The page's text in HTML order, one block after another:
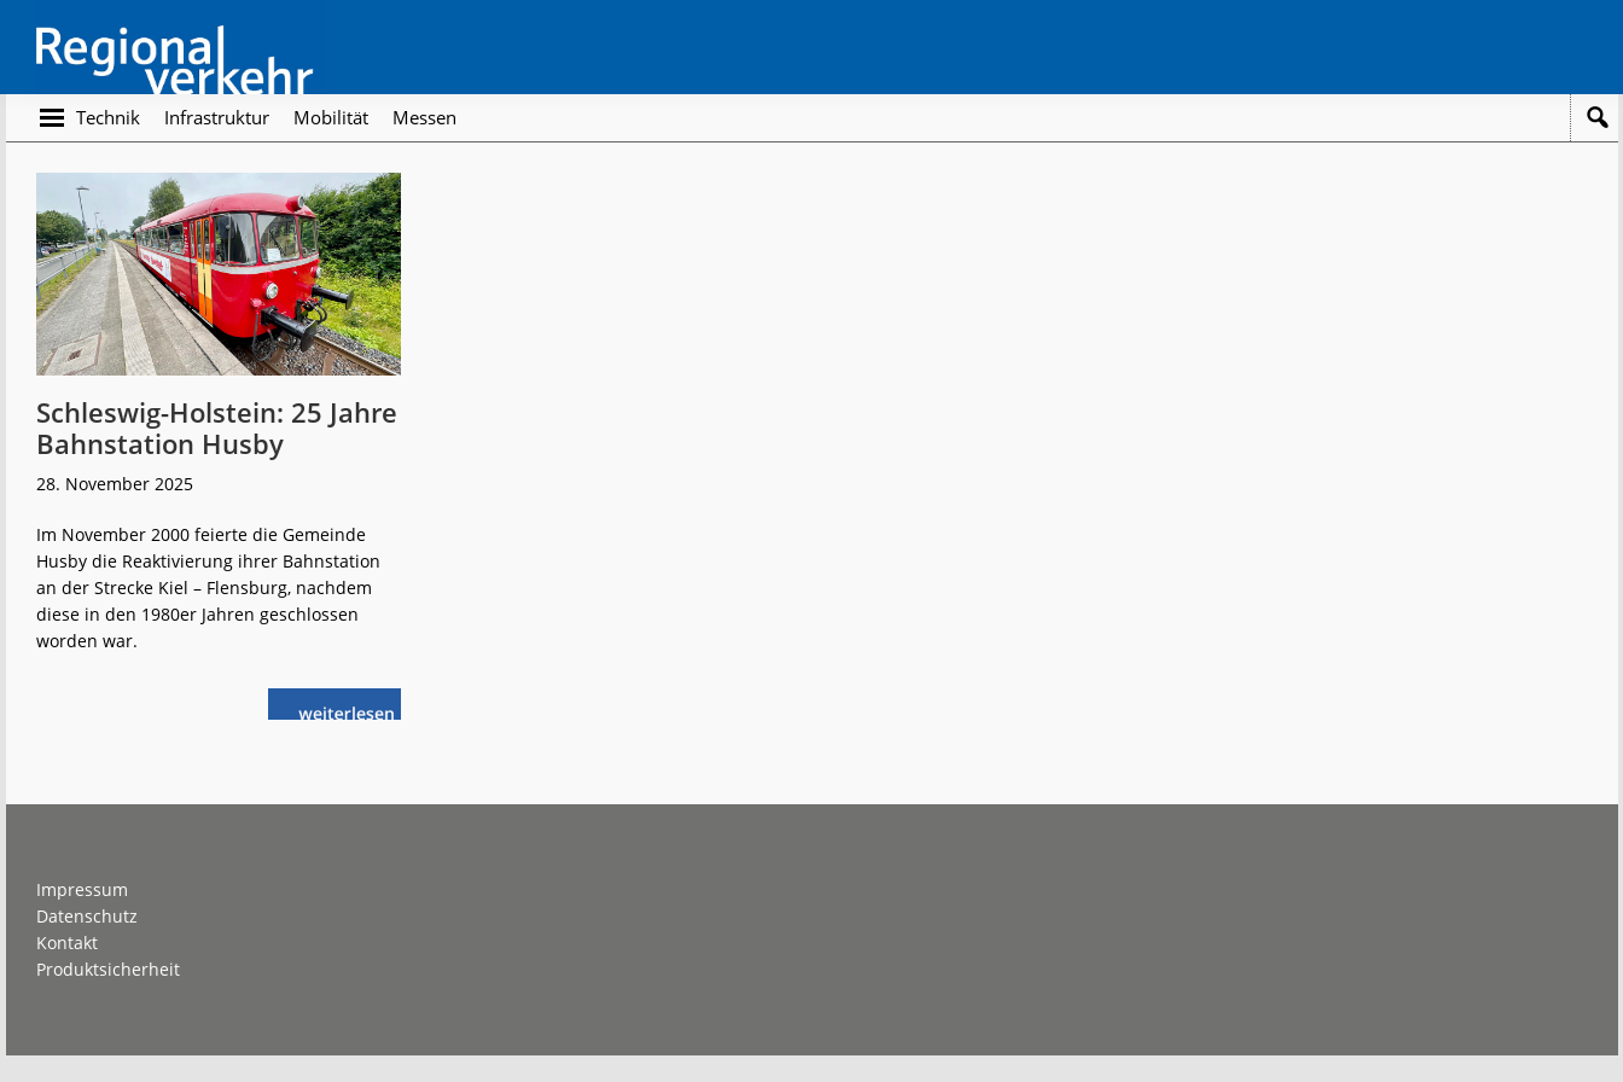
main
content
footer
Regionalverkehr
Die
Fachzeitschrift
Öffentlichen
Personennahverkehr
Technik Infrastruktur Mobilität Messen
Schleswig-Holstein: 25 Jahre
Bahnstation Husby
28. November 2025
Im November 2000 feierte die Gemeinde
Husby die Reaktivierung ihrer Bahnstation
an der Strecke Kiel – Flensburg, nachdem
diese in den 1980er Jahren geschlossen
worden war.
weiterlese
nSchleswig-
Impressum
Datenschutz
Kontakt
Produktsicherheit